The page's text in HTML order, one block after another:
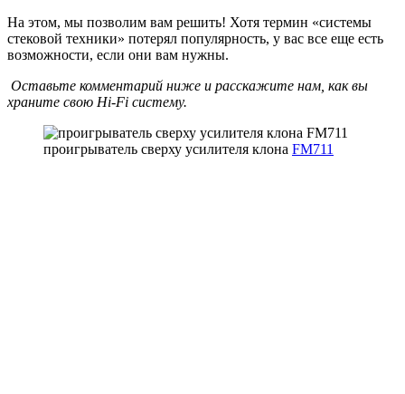
На этом, мы позволим вам решить! Хотя термин «системы
стековой техники» потерял популярность, у вас все еще есть
возможности, если они вам нужны.
Оставьте комментарий ниже и расскажите нам, как вы
храните свою Hi-Fi систему.
проигрыватель сверху усилителя клона FM711